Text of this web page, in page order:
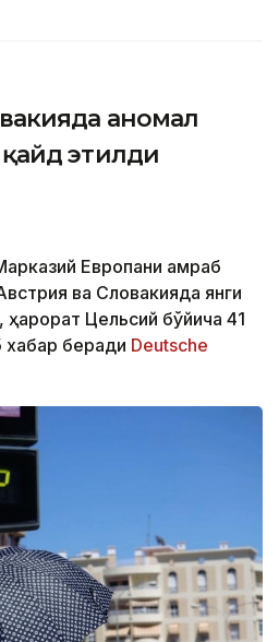
аномал
этилди
Европани қамраб
Австрия ва Словакияда янги
Цельсий бўйича 41
беради Deutsche